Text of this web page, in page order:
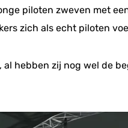
piloten zweven met
zich als echt piloten
hebben zij nog wel de